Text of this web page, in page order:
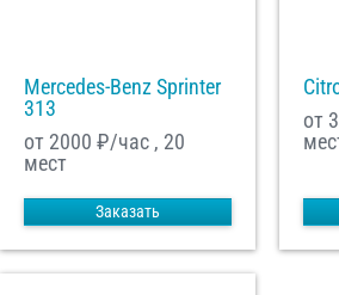
Mercedes-Benz Sprinter
313
от 2000 ₽/час , 20
мест
Заказать
от